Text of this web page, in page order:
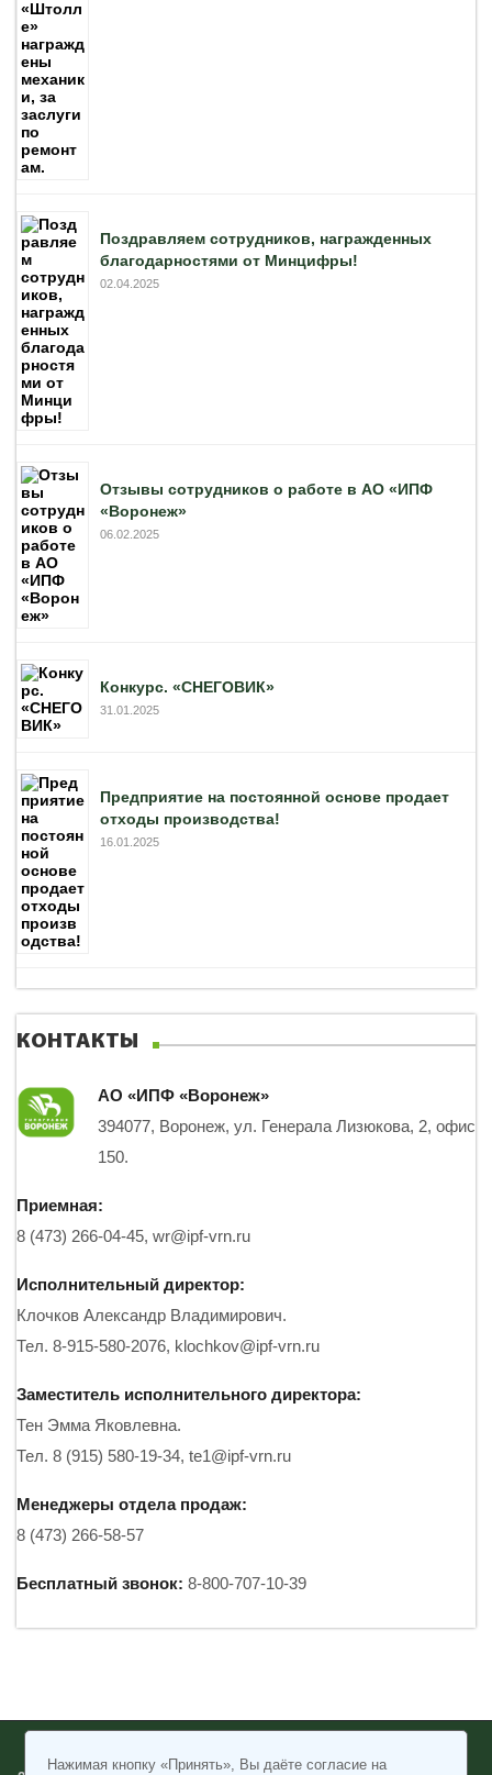
Нажимая кнопку «Принять», Вы даёте согласие на
Поздравляем сотрудников, награжденных
благодарностями от Минцифры!
02.04.2025
Отзывы сотрудников о работе в АО «ИПФ
«Воронеж»
06.02.2025
Конкурс. «СНЕГОВИК»
31.01.2025
Предприятие на постоянной основе продает
отходы производства!
16.01.2025
КОНТАКТЫ
АО «ИПФ «Воронеж»
394077, Воронеж, ул. Генерала Лизюкова, 2, офис
150.
Приемная:
8 (473) 266-04-45, wr@ipf-vrn.ru
Исполнительный директор:
Клочков Александр Владимирович.
Тел. 8-915-580-2076, klochkov@ipf-vrn.ru
Заместитель исполнительного директора:
Тен Эмма Яковлевна.
Тел. 8 (915) 580-19-34, te1@ipf-vrn.ru
Менеджеры отдела продаж:
8 (473) 266-58-57
Бесплатный звонок: 8-800-707-10-39